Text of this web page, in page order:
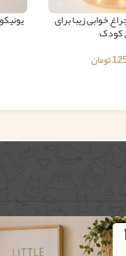
خوابی زیبا برای
کودک
تومان